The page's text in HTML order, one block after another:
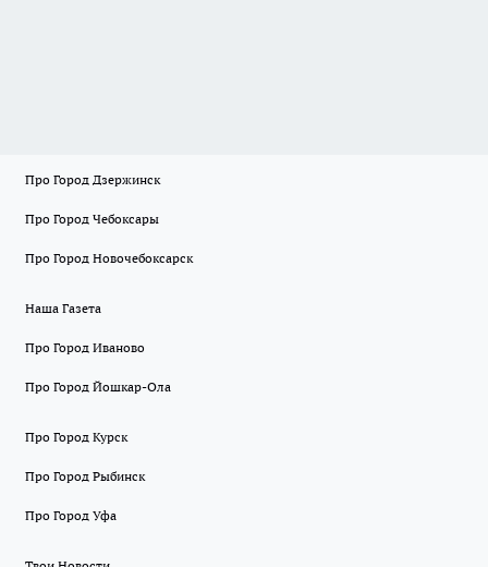
Про Город Дзержинск
Про Город Чебоксары
Про Город Новочебоксарск
Наша Газета
Про Город Иваново
Про Город Йошкар-Ола
Про Город Курск
Про Город Рыбинск
Про Город Уфа